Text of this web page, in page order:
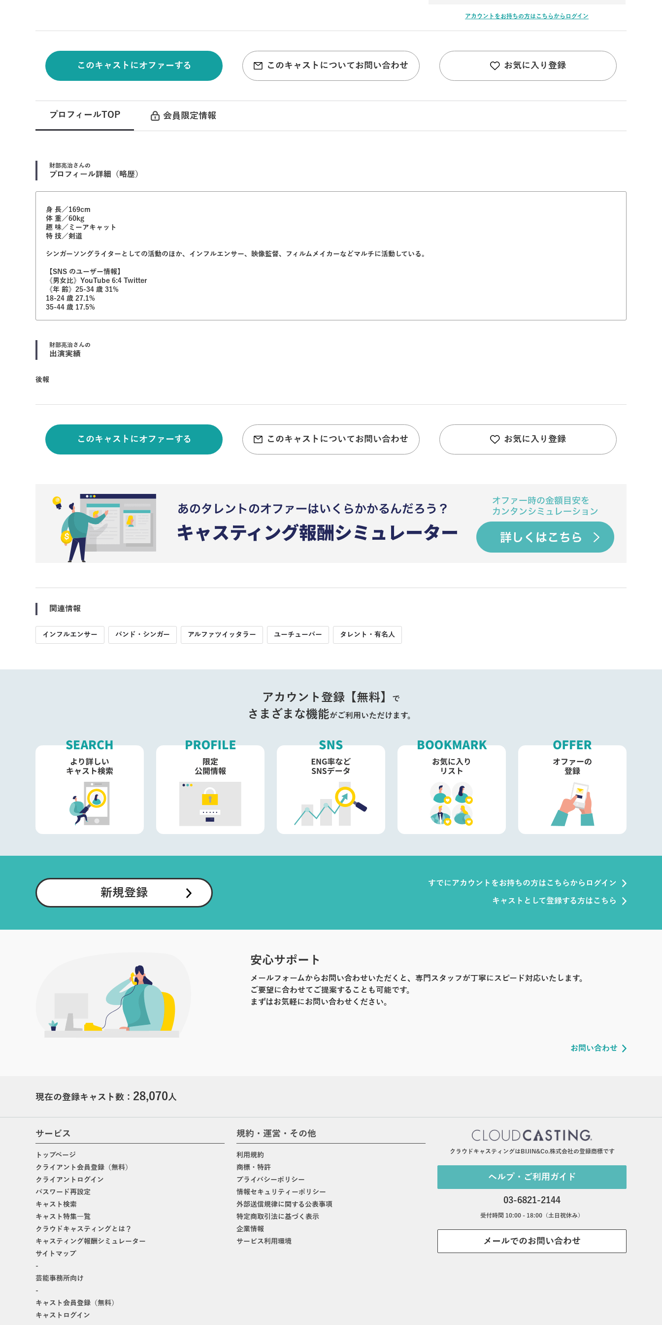
アカウントをお持ちの方はこちらからログイン
このキャストにオファーする このキャストについてお問い合わせ お気に入り登録
プロフィールTOP 会員限定情報
財部亮治さんの
プロフィール詳細（略歴）
身 長／169cm
体 重／60kg
趣 味／ミーアキャット
特 技／剣道
シンガーソングライターとしての活動のほか、インフルエンサー、映像監督、フィルムメイカーなどマルチに活動している。
【SNS のユーザー情報】
《男女比》YouTube 6:4 Twitter
《年 齢》25-34 歳 31%
18-24 歳 27.1%
35-44 歳 17.5%
財部亮治さんの
出演実績
後報
このキャストにオファーする このキャストについてお問い合わせ お気に入り登録
関連情報
インフルエンサー バンド・シンガー アルファツイッタラー ユーチューバー タレント・有名人
アカウント登録【無料】 で
さまざまな機能がご利用いただけます。
新規登録
すでにアカウントをお持ちの方はこちらからログイン
キャストとして登録する方はこちら
安心サポート
メールフォームからお問い合わせいただくと、専門スタッフが丁寧にスピード対応いたします。
ご要望に合わせてご提案することも可能です。
まずはお気軽にお問い合わせください。
お問い合わせ
現在の登録キャスト数： 28,070人
サービス
トップページ
クライアント会員登録（無料）
クライアントログイン
パスワード再設定
キャスト検索
キャスト特集一覧
クラウドキャスティングとは？
キャスティング報酬シミュレーター
サイトマップ
-
芸能事務所向け
-
キャスト会員登録（無料）
キャストログイン
規約・運営・その他
利用規約
商標・特許
プライバシーポリシー
情報セキュリティーポリシー
外部送信規律に関する公表事項
特定商取引法に基づく表示
企業情報
サービス利用環境
クラウドキャスティングはBIJIN&Co.株式会社の登録商標です
ヘルプ・ご利用ガイド
03-6821-2144
受付時間 10:00 - 18:00（土日祝休み）
メールでのお問い合わせ